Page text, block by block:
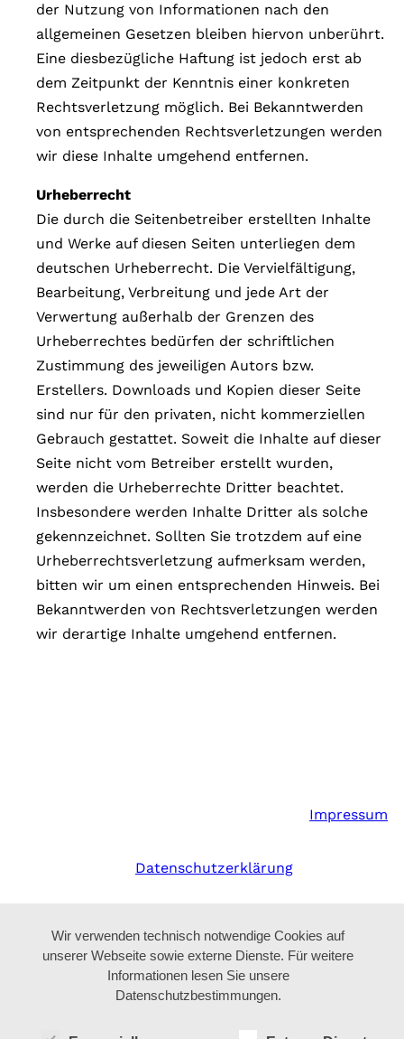
der Nutzung von Informationen nach den
allgemeinen Gesetzen bleiben hiervon unberührt.
Eine diesbezügliche Haftung ist jedoch erst ab
dem Zeitpunkt der Kenntnis einer konkreten
Rechtsverletzung möglich. Bei Bekanntwerden
von entsprechenden Rechtsverletzungen werden
wir diese Inhalte umgehend entfernen.
Urheberrecht
Die durch die Seitenbetreiber erstellten Inhalte
und Werke auf diesen Seiten unterliegen dem
deutschen Urheberrecht. Die Vervielfältigung,
Bearbeitung, Verbreitung und jede Art der
Verwertung außerhalb der Grenzen des
Urheberrechtes bedürfen der schriftlichen
Zustimmung des jeweiligen Autors bzw.
Erstellers. Downloads und Kopien dieser Seite
sind nur für den privaten, nicht kommerziellen
Gebrauch gestattet. Soweit die Inhalte auf dieser
Seite nicht vom Betreiber erstellt wurden,
werden die Urheberrechte Dritter beachtet.
Insbesondere werden Inhalte Dritter als solche
gekennzeichnet. Sollten Sie trotzdem auf eine
Urheberrechtsverletzung aufmerksam werden,
bitten wir um einen entsprechenden Hinweis. Bei
Bekanntwerden von Rechtsverletzungen werden
wir derartige Inhalte umgehend entfernen.
Impressum
Datenschutzerklärung
Wir verwenden technisch notwendige Cookies auf
unserer Webseite sowie externe Dienste. Für weitere
Informationen lesen Sie unsere
Datenschutzbestimmungen.